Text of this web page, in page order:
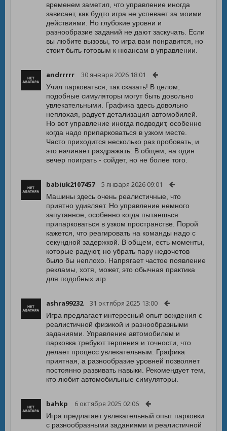
временем заметил, что управление иногда
зависает, как будто игра не успевает за моими
действиями. Но глубокие уровни и
разнообразие заданий не дают заскучать. Если
вы любите вызовы, то игра вам понравится, но
стоит быть готовым к нюансам в управлении.
andrrrrr 30 января 2026 18:01
Учил парковаться, так сказать! В целом,
подобные симуляторы могут быть довольно
увлекательными. Графика здесь довольно
неплохая, радует детализация автомобилей.
Но вот управление иногда подводит, особенно
когда надо припарковаться в узком месте.
Часто приходится несколько раз пробовать, и
это начинает раздражать. В общем, на один
вечер поиграть - сойдет, но не более того.
babiuk2107457 5 января 2026 09:01
Машины здесь очень реалистичные, что
приятно удивляет. Но управление немного
запутанное, особенно когда пытаешься
припарковаться в узком пространстве. Порой
кажется, что реагировать на команды надо с
секундной задержкой. В общем, есть моменты,
которые радуют, но убрать пару недочетов
было бы неплохо. Напрягает частое появление
рекламы, хотя, может, это обычная практика
для подобных игр.
ashra99232 31 октября 2025 13:00
Игра предлагает интересный опыт вождения с
реалистичной физикой и разнообразными
заданиями. Управление автомобилем и
парковка требуют терпения и точности, что
делает процесс увлекательным. Графика
приятная, а разнообразие уровней позволяет
постоянно развивать навыки. Рекомендует тем,
кто любит автомобильные симуляторы.
bahkp 6 октября 2025 02:06
Игра предлагает увлекательный опыт парковки
с разнообразными заданиями и реалистичной